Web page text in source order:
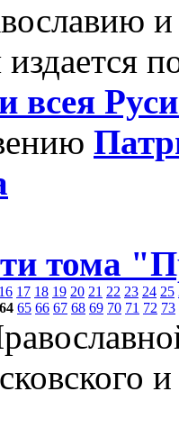
всея
тома
16 17 18 19 20 21 22 23 24 25
64 65 66 67 68 69 70 71 72 73